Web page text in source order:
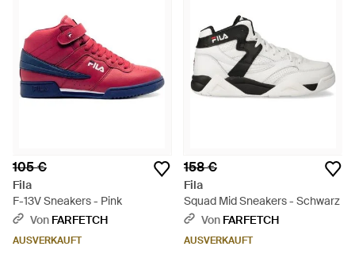
105 €
Fila
F-13V Sneakers - Pink
Von FARFETCH
AUSVERKAUFT
158 €
Fila
Squad Mid Sneakers - Schwarz
Von FARFETCH
AUSVERKAUFT